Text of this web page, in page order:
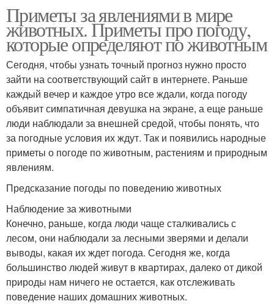
Приметы за явлениями в мире
животных. Приметы про погоду,
которые определяют по животным
Сегодня, чтобы узнать точный прогноз нужно просто
зайти на соответствующий сайт в интернете. Раньше
каждый вечер и каждое утро все ждали, когда погоду
объявит симпатичная девушка на экране, а еще раньше
люди наблюдали за внешней средой, чтобы понять, что
за погодные условия их ждут. Так и появились народные
приметы о погоде по животным, растениям и природным
явлениям.
Предсказание погоды по поведению животных
Наблюдение за животными
Конечно, раньше, когда люди чаще сталкивались с
лесом, они наблюдали за лесными зверями и делали
выводы, какая их ждет погода. Сегодня же, когда
большинство людей живут в квартирах, далеко от дикой
природы нам ничего не остается, как отслеживать
поведение наших домашних животных.